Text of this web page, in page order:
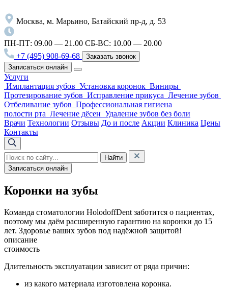
Москва, м. Марьино, Батайский пр-д, д. 53
ПН-ПТ: 09.00 — 21.00 СБ-ВС: 10.00 — 20.00
+7 (495) 908-69-68
Заказать звонок
Записаться онлайн
Услуги
Имплантация зубов Установка коронок Виниры
Протезирование зубов Исправление прикуса Лечение зубов
Отбеливание зубов Профессиональная гигиена
полости рта Лечение дёсен Удаление зубов без боли
Врачи Технологии Отзывы До и после Акции Клиника Цены
Контакты
Найти
Записаться онлайн
Коронки на зубы
Команда стоматологии HolodoffDent заботится о пациентах,
поэтому мы даём расширенную гарантию на коронки до 15
лет. Здоровье ваших зубов под надёжной защитой!
описание
стоимость
Длительность эксплуатации зависит от ряда причин:
из какого материала изготовлена коронка.